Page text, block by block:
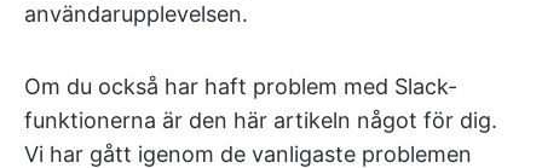
användarupplevelsen.
Om du också har haft problem med Slack-
funktionerna är den här artikeln något för dig.
Vi har gått igenom de vanligaste problemen